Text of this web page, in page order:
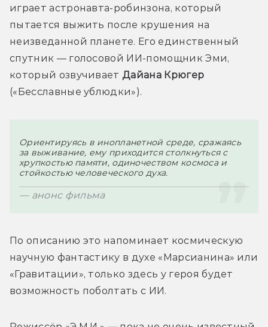
играет астронавта-робинзона, который
пытается выжить после крушения на
неизведанной планете. Его единственный
спутник — голосовой ИИ-помощник Эми,
который озвучивает Дайана Крюгер
Ориентируясь в инопланетной среде, сражаясь
за выживание, ему приходится столкнуться с
хрупкостью памяти, одиночеством космоса и
стойкостью человеческого духа.
— анонс фильма
По описанию это напоминает космическую
научную фантастику в духе «Марсианина» или
«Гравитации», только здесь у героя будет